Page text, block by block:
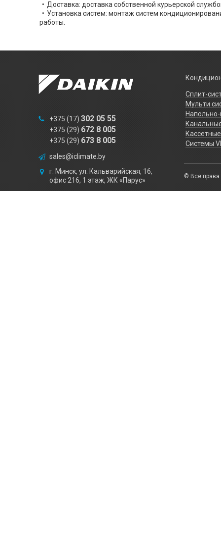
Доставка: доставка собственной курьерской
Установка систем: монтаж систем
работы.
+375 (17) 302 05 55
+375 (29) 672 8 005
+375 (29) 673 8 005
sales@iclimate.by
г. Минск, ул. Кальварийская, 16,
офис 216, 1 этаж, ЖК «Парус»
Сплит-
Мульти
Кассетные
Системы
© Все
Получите скидку